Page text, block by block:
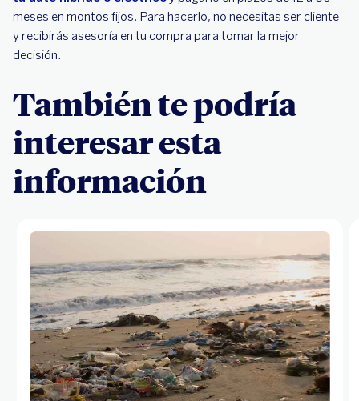
meses en montos fijos. Para hacerlo, no necesitas ser cliente
y recibirás asesoría en tu compra para tomar la mejor
decisión.
También te podría
interesar esta
información